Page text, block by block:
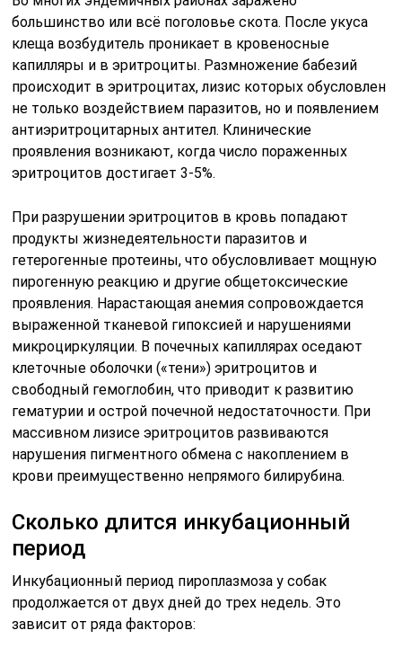
большинство или всё поголовье скота. После укуса
клеща возбудитель проникает в кровеносные
капилляры и в эритроциты. Размножение бабезий
происходит в эритроцитах, лизис которых обусловлен
не только воздействием паразитов, но и появлением
антиэритроцитарных антител. Клинические
проявления возникают, когда число пораженных
эритроцитов достигает 3-5%.
При разрушении эритроцитов в кровь попадают
продукты жизнедеятельности паразитов и
гетерогенные протеины, что обусловливает мощную
пирогенную реакцию и другие общетоксические
проявления. Нарастающая анемия сопровождается
выраженной тканевой гипоксией и нарушениями
микроциркуляции. В почечных капиллярах оседают
клеточные оболочки («тени») эритроцитов и
свободный гемоглобин, что приводит к развитию
гематурии и острой почечной недостаточности. При
массивном лизисе эритроцитов развиваются
нарушения пигментного обмена с накоплением в
крови преимущественно непрямого билирубина.
Сколько длится инкубационный
период
Инкубационный период пироплазмоза у собак
продолжается от двух дней до трех недель. Это
зависит от ряда факторов: